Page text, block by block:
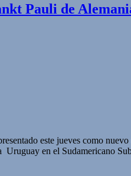
Pauli de
este jueves como
en el Sudamericano